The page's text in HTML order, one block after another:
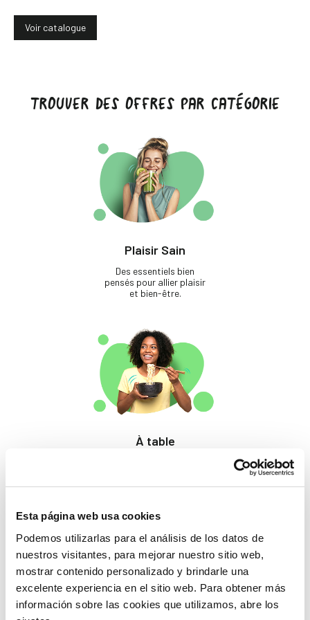
Esta página web usa cookies
Podemos utilizarlas para el análisis de los datos de
nuestros visitantes, para mejorar nuestro sitio web,
mostrar contenido personalizado y brindarle una
excelente experiencia en el sitio web. Para obtener más
información sobre las cookies que utilizamos, abre los
Voir catalogue
TROUVER DES OFFRES PAR CATÉGORIE
Plaisir Sain
Des essentiels bien
pensés pour allier plaisir
et bien-être.
À table